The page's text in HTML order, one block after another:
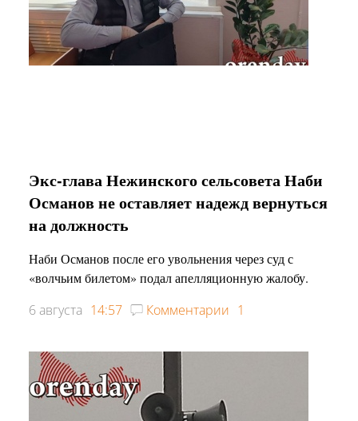
Экс-глава Нежинского сельсовета Наби
Османов не оставляет надежд вернуться
на должность
Наби Османов после его увольнения через суд с
«волчьим билетом» подал апелляционную жалобу.
6 августа 14:57 Комментарии 1